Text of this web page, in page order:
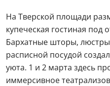
На Тверской площади
купеческая гостиная под
Бархатные шторы,
расписной посудой
уюта. 1 и 2 марта здесь
иммерсивное